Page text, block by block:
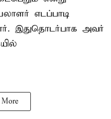
எடப்பாடி
இதுதொடர்பாக அவர்